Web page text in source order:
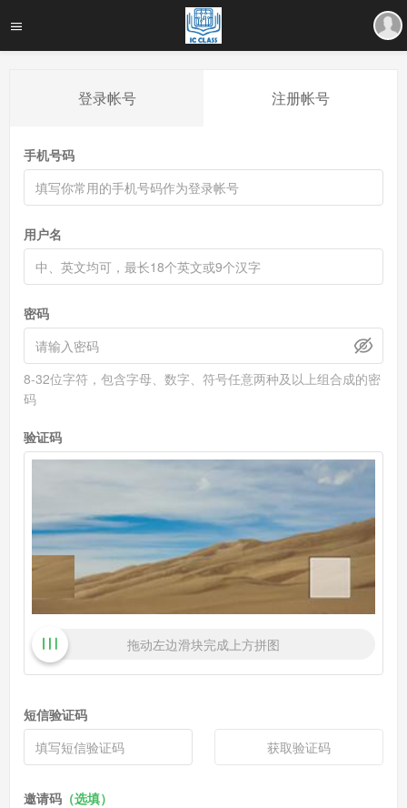
登录帐号 注册帐号
手机号码
用户名
密码
8-32位字符，包含字母、数字、符号任意两种及以上组合成的密
码
验证码
拖动左边滑块完成上方拼图
短信验证码
获取验证码
邀请码 （选填）